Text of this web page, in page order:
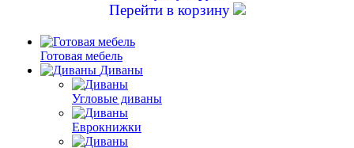
Перейти в корзину
Готовая мебель
Диваны
Угловые диваны
Еврокнижки